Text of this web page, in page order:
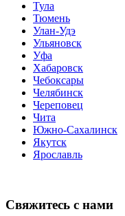
Тула
Тюмень
Улан-Удэ
Ульяновск
Уфа
Хабаровск
Чебоксары
Челябинск
Череповец
Чита
Южно-Сахалинск
Якутск
Ярославль
Свяжитесь с нами